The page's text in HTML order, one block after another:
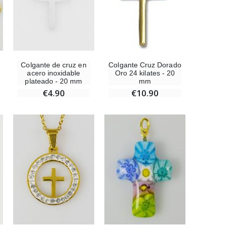
Colgante de cruz en
acero inoxidable
plateado - 20 mm
€4.90
Colgante Cruz Dorado
Oro 24 kilates - 20
mm
€10.90
€59.90